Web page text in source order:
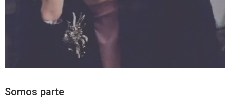
Somos parte